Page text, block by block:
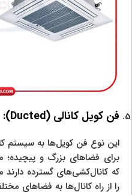
فن کویل کانالی (Ducted
):
این نوع فن کویل‌ها به سیستم
برای فضاهای بزرگ و پیچیده؛
که کانال‌کشی‌های گسترده
را از راه کانال‌ها به فضاهای